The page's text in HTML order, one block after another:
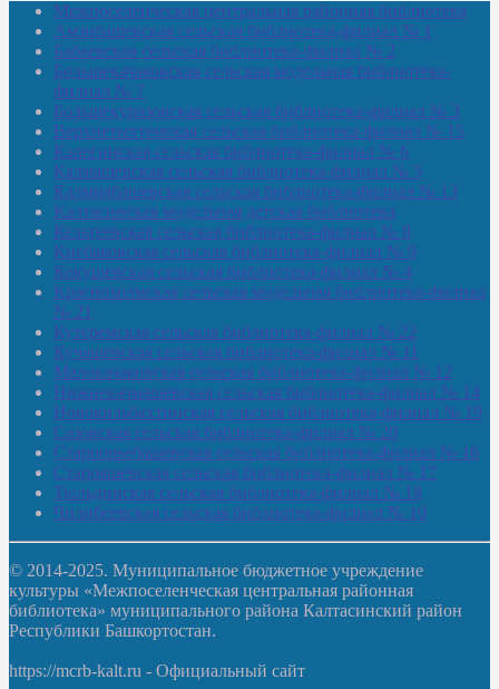
Межпоселенческая центральная районная библиотека
Амзибашевская сельская библиотека-филиал № 1
Бабаевская сельская библиотека-филиал № 2
Большекачаковская сельская модельная библиотека-
филиал № 7
Большекуразовская сельская библиотека-филиал № 3
Верхнетыхтемская сельская библиотека-филиал № 15
Калегинская сельская библиотека-филиал № 6
Калмашевская сельская библиотека-филиал № 5
Калмиябашевская сельская библиотека-филиал № 13
Калтасинская модельная детская библиотека
Кельтеевская сельская библиотека-филиал № 8
Киебаковская сельская библиотека-филиал № 9
Кокушевская сельская библиотека-филиал № 4
Краснохолмская сельская модельная библиотека-филиал
№ 21
Кутеремская сельская библиотека-филиал № 22
Кучашевская сельская библиотека-филиал № 11
Малокачаковская сельская библиотека-филиал № 12
Нижнекачмашевская сельская библиотека-филиал № 14
Новокильбахтинская сельская библиотека-филиал № 19
Сазовская сельская библиотека-филиал № 20
Староорьебашевская сельская библиотека-филиал № 16
Старояшевская сельская библиотека-филиал № 17
Тюльдинская сельская библиотека-филиал № 18
Чилибеевская сельская библиотека-филиал № 10
© 2014-2025. Муниципальное бюджетное учреждение
культуры «Межпоселенческая центральная районная
библиотека» муниципального района Калтасинский район
Республики Башкортостан.
https://mcrb-kalt.ru - Официальный сайт